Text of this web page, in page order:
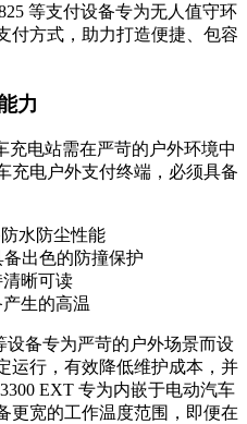
等支付设备专为无人值守环
付方式，助力打造便捷、包容
力
充电站需在严苛的户外环境中
充电户外支付终端，必须具备
水防尘性能
出色的防撞保护
晰可读
生的高温
设备专为严苛的户外场景而设
运行，有效降低维护成本，并
EXT 专为内嵌于电动汽车
更宽的工作温度范围，即便在